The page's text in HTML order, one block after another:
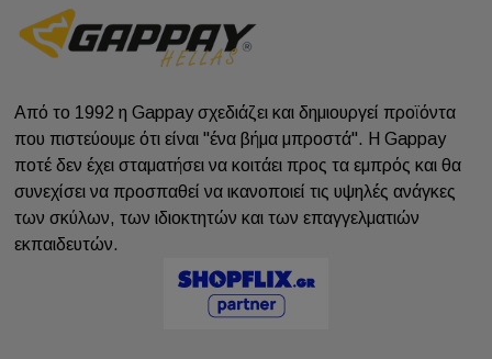
Από το 1992 η Gappay σχεδιάζει και δημιουργεί προϊόντα
που πιστεύουμε ότι είναι "ένα βήμα μπροστά". Η Gappay
ποτέ δεν έχει σταματήσει να κοιτάει προς τα εμπρός και θα
συνεχίσει να προσπαθεί να ικανοποιεί τις υψηλές ανάγκες
των σκύλων, των ιδιοκτητών και των επαγγελματιών
εκπαιδευτών.